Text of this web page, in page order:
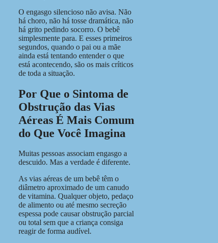
O engasgo silencioso não avisa. Não
há choro, não há tosse dramática, não
há grito pedindo socorro. O bebê
simplesmente para. E esses primeiros
segundos, quando o pai ou a mãe
ainda está tentando entender o que
está acontecendo, são os mais críticos
de toda a situação.
Por Que o Sintoma de
Obstrução das Vias
Aéreas É Mais Comum
do Que Você Imagina
Muitas pessoas associam engasgo a
descuido. Mas a verdade é diferente.
As vias aéreas de um bebê têm o
diâmetro aproximado de um canudo
de vitamina. Qualquer objeto, pedaço
de alimento ou até mesmo secreção
espessa pode causar obstrução parcial
ou total sem que a criança consiga
reagir de forma audível.